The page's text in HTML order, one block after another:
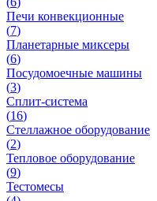
Печи конвекционные
(7)
Планетарные миксеры
(6)
Посудомоечные машины
(3)
Сплит-система
(16)
Стеллажное оборудование
(2)
Тепловое оборудование
(9)
Тестомесы